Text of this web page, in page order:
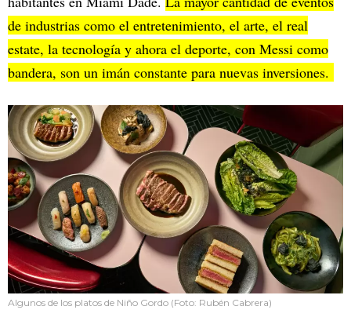
de industrias como el entretenimiento, el arte, el real
estate, la tecnología y ahora el deporte, con Messi como
bandera, son un imán constante para nuevas inversiones.
Algunos de los platos de Niño Gordo (Foto: Rubén Cabrera)